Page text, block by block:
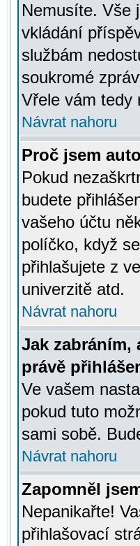
Nemusíte. Vše
vkládání
službám
soukromé
Vřele vám tedy
Návrat nahoru
Proč jsem
Pokud
budete
vašeho účtu
políčko, když
přihlašujete z
univerzitě atd.
Návrat nahoru
Jak zabráním,
právě
Ve vašem
pokud tuto
sami sobě.
Návrat nahoru
Zapomněl
Nepanikařte!
přihlašovací